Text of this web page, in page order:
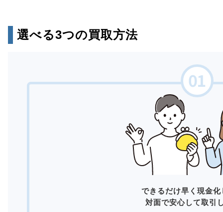
選べる3つの買取方法
できるだけ早く現金化
対面で安心して取引